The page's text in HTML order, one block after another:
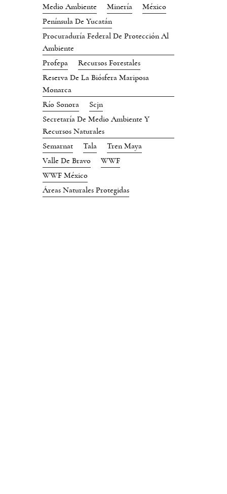
Medio Ambiente
Minería
México
Península De Yucatán
Procuraduría Federal De Protección Al
Ambiente
Profepa
Recursos Forestales
Reserva De La Biósfera Mariposa
Monarca
Río Sonora
Scjn
Secretaría De Medio Ambiente Y
Recursos Naturales
Semarnat
Tala
Tren Maya
Valle De Bravo
WWF
WWF México
Áreas Naturales Protegidas